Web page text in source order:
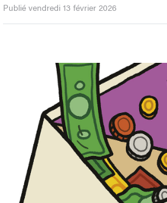
Publié vendredi 13 février 2026